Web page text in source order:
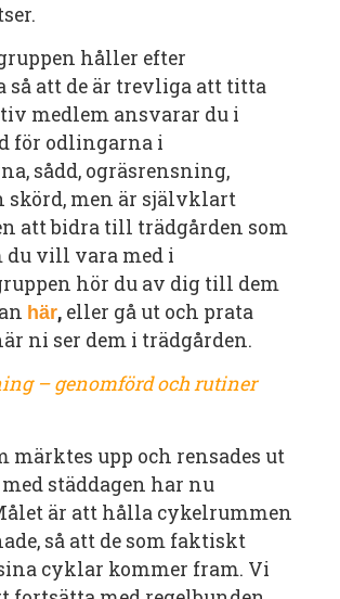
håller efter
så att de är trevliga att titta
medlem ansvarar du i
för odlingarna i
sådd, ogräsrensning,
skörd, men är självklart
att bidra till trädgården som
du vill vara med i
hör du av dig till dem
här, eller gå ut och prata
ni ser dem i trädgården.
– genomförd och rutiner
märktes upp och rensades ut
städdagen har nu
är att hålla cykelrummen
så att de som faktiskt
cyklar kommer fram. Vi